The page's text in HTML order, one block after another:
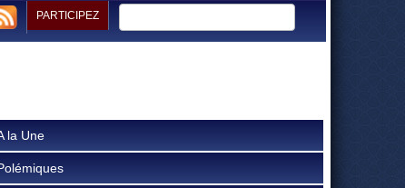
PARTICIPEZ
la Une